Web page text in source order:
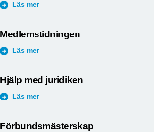
Läs mer
Medlemstidningen
Läs mer
Hjälp med juridiken
Läs mer
Förbundsmästerskap